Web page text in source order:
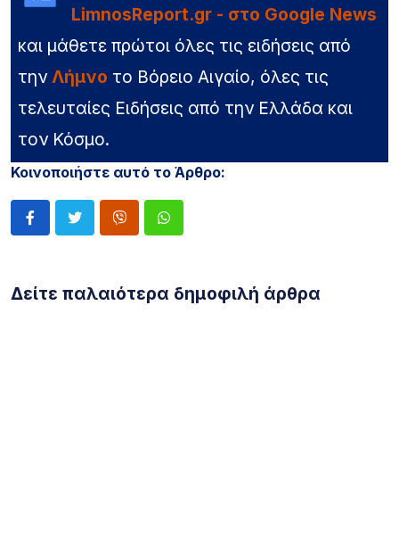
LimnosReport.gr - στο Google News
και μάθετε πρώτοι όλες τις ειδήσεις από
την Λήμνο το Βόρειο Αιγαίο, όλες τις
τελευταίες Ειδήσεις από την Ελλάδα και
τον Κόσμο.
Κοινοποιήστε αυτό το Άρθρο:
Δείτε παλαιότερα δημοφιλή άρθρα